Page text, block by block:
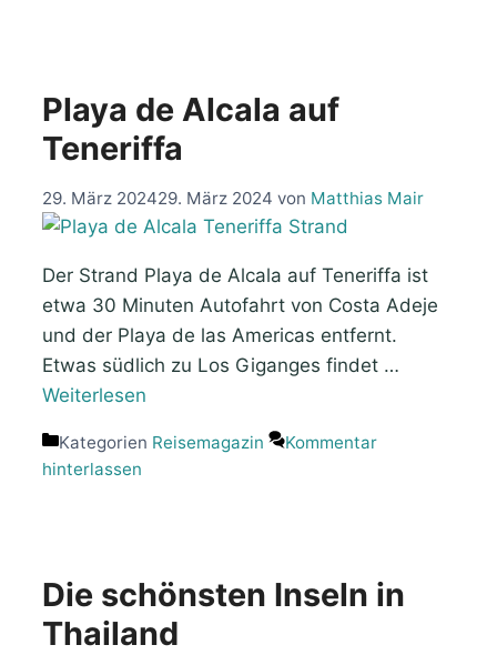
Playa de Alcala auf
Teneriffa
29. März 202429. März 2024 von Matthias Mair
Der Strand Playa de Alcala auf Teneriffa ist
etwa 30 Minuten Autofahrt von Costa Adeje
und der Playa de las Americas entfernt.
Etwas südlich zu Los Giganges findet …
Weiterlesen
Kategorien Reisemagazin
Kommentar
hinterlassen
Die schönsten Inseln in
Thailand